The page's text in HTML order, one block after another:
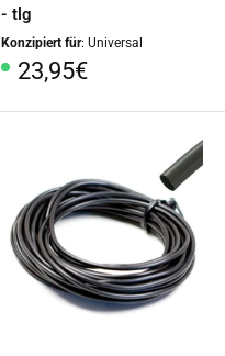
- tlg
Konzipiert für: Universal
Sonderpreis
23,95€